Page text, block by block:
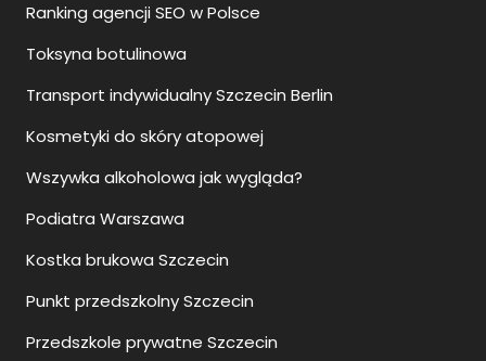
Ranking agencji SEO w Polsce
Toksyna botulinowa
Transport indywidualny Szczecin Berlin
Kosmetyki do skóry atopowej
Wszywka alkoholowa jak wygląda?
Podiatra Warszawa
Kostka brukowa Szczecin
Punkt przedszkolny Szczecin
Przedszkole prywatne Szczecin